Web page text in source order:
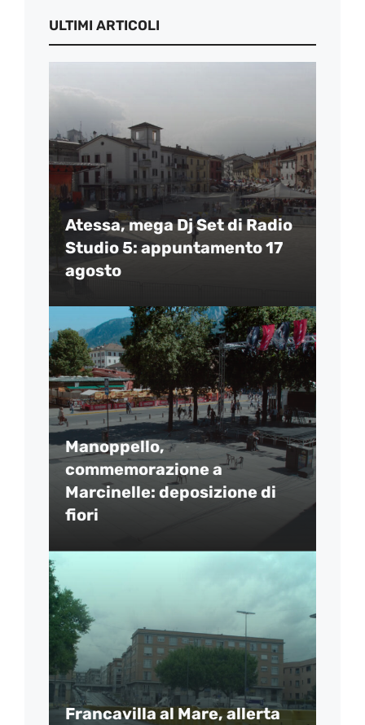
ULTIMI ARTICOLI
Atessa, mega Dj Set di Radio
Studio 5: appuntamento 17
agosto
Manoppello,
commemorazione a
Marcinelle: deposizione di
fiori
Francavilla al Mare, allerta